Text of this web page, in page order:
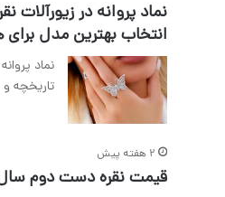
نماد پروانه در زیورآلات
انتخاب بهترین مدل
نماد
تاریخچه
2 هفته پیش
قیمت نقره دست دوم سال